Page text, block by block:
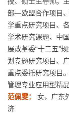
部—欧盟合作项目
学重点研究项目、
学术研究课题、中
展改革委“十二五”
划专题研究项目、
重点委托研究项目
管理专业应用型精
范佩雯：
女，广东
济